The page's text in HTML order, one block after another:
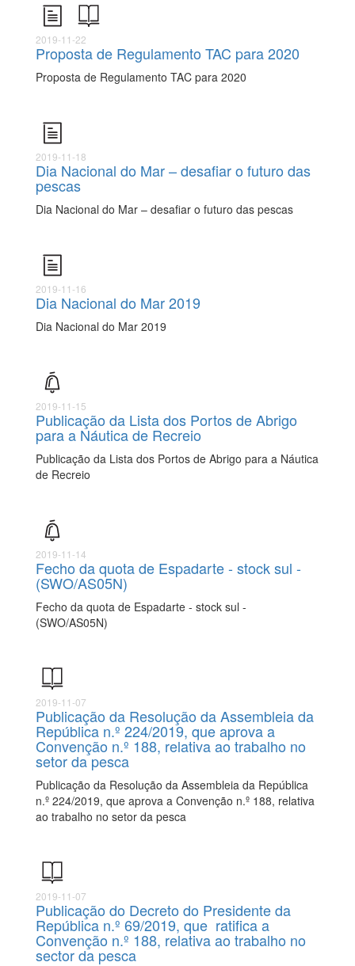
2019-11-22
Proposta de Regulamento TAC para 2020
Proposta de Regulamento TAC para 2020
2019-11-18
Dia Nacional do Mar – desafiar o futuro das
pescas
Dia Nacional do Mar – desafiar o futuro das pescas
2019-11-16
Dia Nacional do Mar 2019
Dia Nacional do Mar 2019
2019-11-15
Publicação da Lista dos Portos de Abrigo
para a Náutica de Recreio
Publicação da Lista dos Portos de Abrigo para a Náutica
de Recreio
2019-11-14
Fecho da quota de Espadarte - stock sul -
(SWO/AS05N)
Fecho da quota de Espadarte - stock sul -
(SWO/AS05N)
2019-11-07
Publicação da Resolução da Assembleia da
República n.º 224/2019, que aprova a
Convenção n.º 188, relativa ao trabalho no
setor da pesca
Publicação da Resolução da Assembleia da República
n.º 224/2019, que aprova a Convenção n.º 188, relativa
ao trabalho no setor da pesca
2019-11-07
Publicação do Decreto do Presidente da
República n.º 69/2019, que ratifica a
Convenção n.º 188, relativa ao trabalho no
sector da pesca